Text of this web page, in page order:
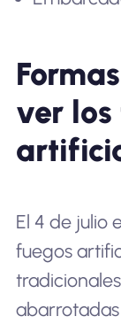
ver los
El 4 de julio
fuegos